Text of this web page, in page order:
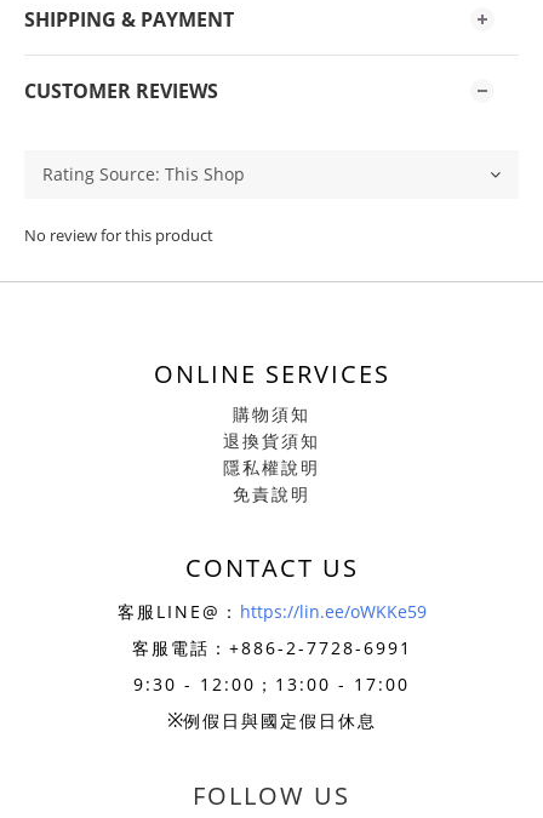
SHIPPING & PAYMENT
CUSTOMER REVIEWS
No review for this product
ONLINE SERVICES
購物須知
退換貨須知
隱私權說明
免責說明
CONTACT US
客服LINE@： https://lin.ee/oWKKe59
客服電話：+886-2-7728-6991
9:30 - 12:00；13:00 - 17:00
※例假日與國定假日休息
FOLLOW US